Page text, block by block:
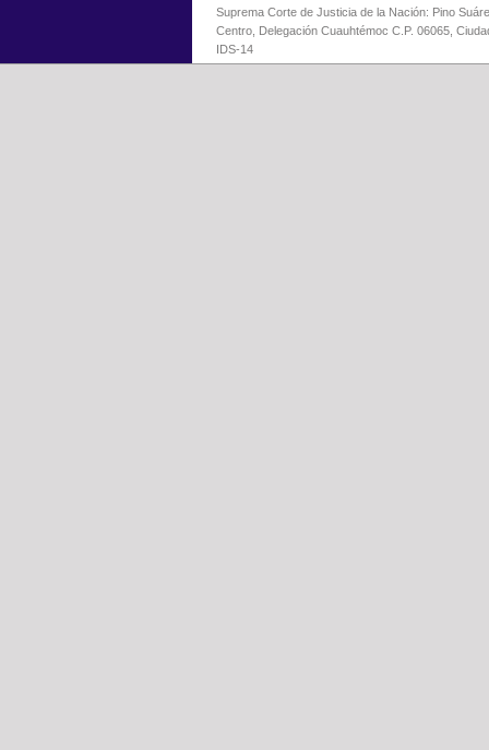
Suprema Corte de Justicia de la Nación: Pino
Centro, Delegación Cuauhtémoc C.P. 06065,
IDS-14